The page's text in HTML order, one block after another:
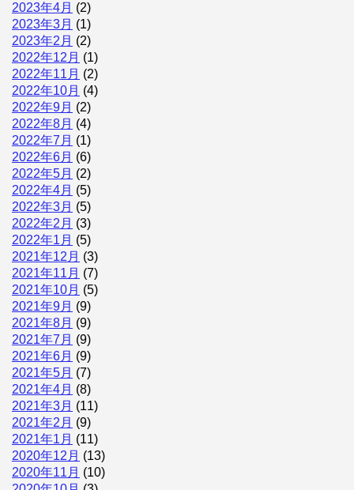
2023年4月 (2)
2023年3月 (1)
2023年2月 (2)
2022年12月 (1)
2022年11月 (2)
2022年10月 (4)
2022年9月 (2)
2022年8月 (4)
2022年7月 (1)
2022年6月 (6)
2022年5月 (2)
2022年4月 (5)
2022年3月 (5)
2022年2月 (3)
2022年1月 (5)
2021年12月 (3)
2021年11月 (7)
2021年10月 (5)
2021年9月 (9)
2021年8月 (9)
2021年7月 (9)
2021年6月 (9)
2021年5月 (7)
2021年4月 (8)
2021年3月 (11)
2021年2月 (9)
2021年1月 (11)
2020年12月 (13)
2020年11月 (10)